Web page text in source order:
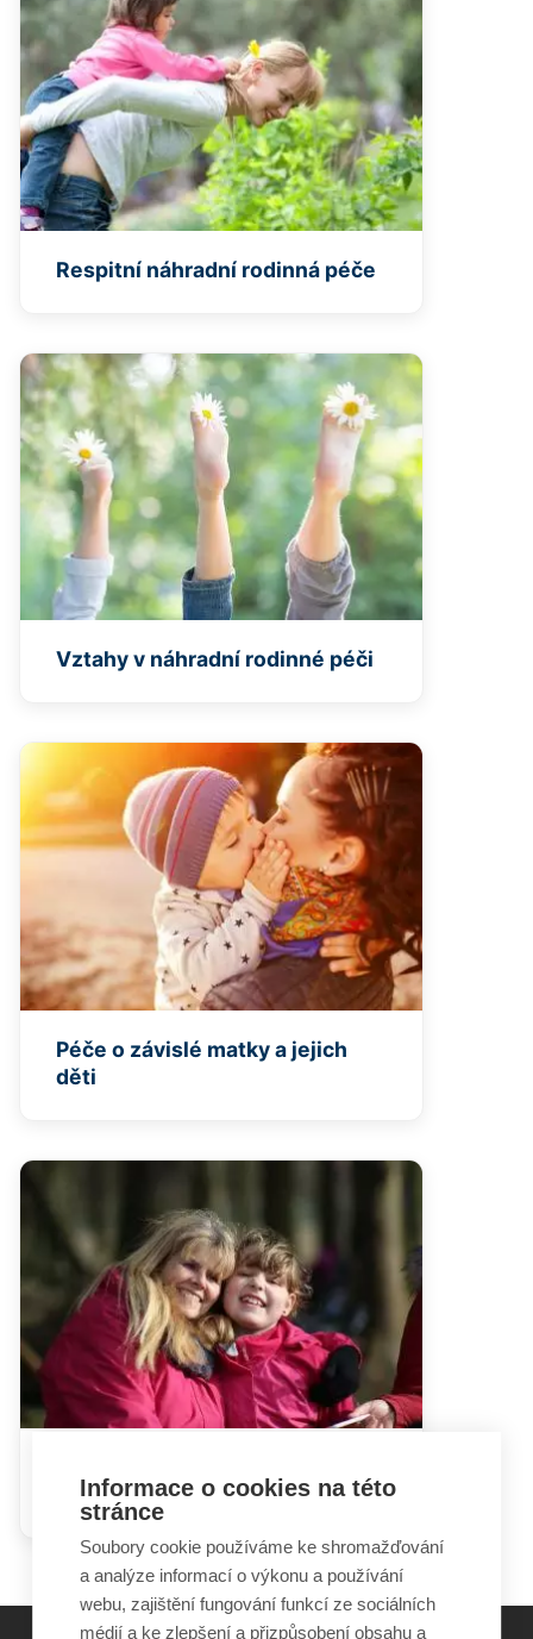
Respitní náhradní rodinná péče
Vztahy v náhradní rodinné péči
Péče o závislé matky a jejich
děti
pěstounů se musí změnit!
Informace o cookies na této
stránce
Soubory cookie používáme ke shromažďování
a analýze informací o výkonu a používání
webu, zajištění fungování funkcí ze sociálních
médií a ke zlepšení a přizpůsobení obsahu a